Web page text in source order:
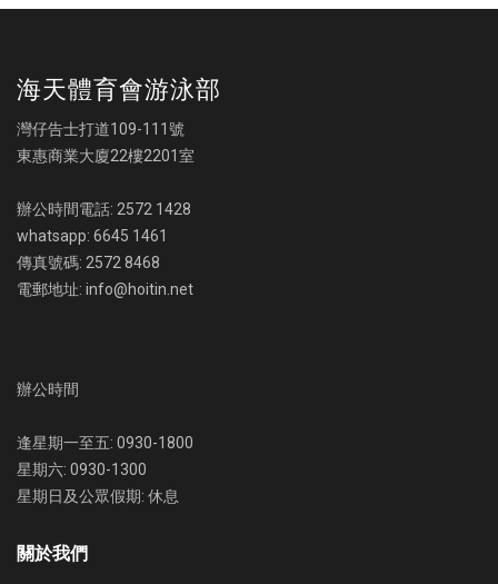
海天體育會游泳部
灣仔告士打道109-111號
東惠商業大廈22樓2201室
辦公時間電話: 2572 1428
whatsapp: 6645 1461
傳真號碼: 2572 8468
電郵地址: info@hoitin.net
辦公時間
逢星期一至五: 0930-1800
星期六: 0930-1300
星期日及公眾假期: 休息
關於我們